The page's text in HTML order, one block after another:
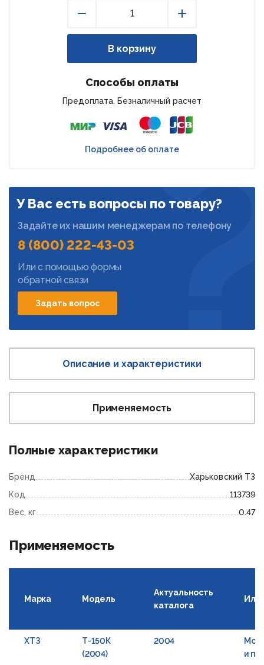
В корзину
Способы оплаты
Предоплата. Безналичный расчет
Подробнее об оплате
У Вас есть вопросы по товару?
Задайте их нашим менеджерам по телефону
8 (800) 222-43-03
Или с помощью формы
обратной связи
Задать вопрос
Описание и характеристики
Применяемость
Полные характеристики
Бренд
Харьковский ТЗ
Код
113739
Вес, кг
0.47
Применяемость
Марка Модель
Актуальность
каталога
ХТЗ
Т-150К
(2004)
2004
и